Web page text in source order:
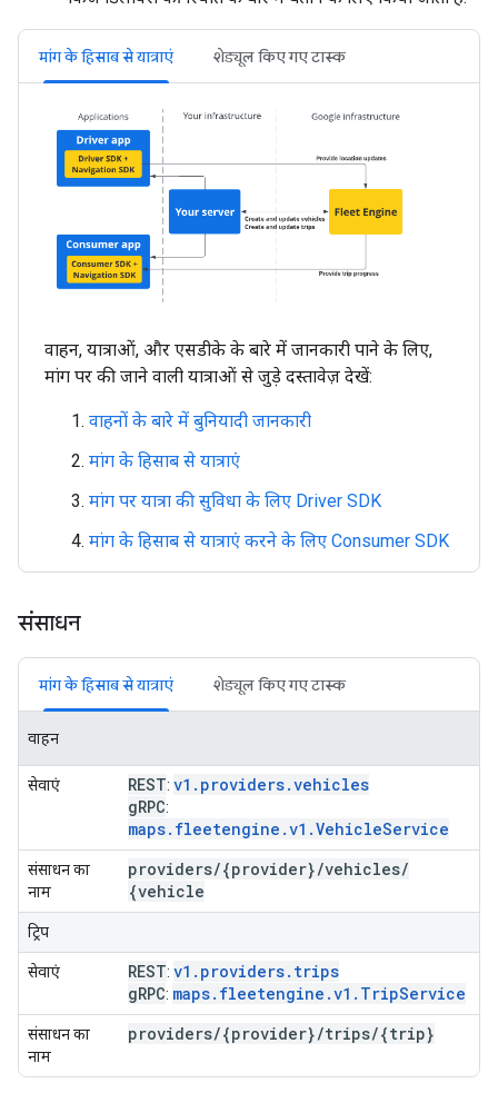
मांग के हिसाब से यात्राएं शेड्यूल किए गए टास्क
वाहन, यात्राओं, और एसडीके के बारे में जानकारी पाने के लिए,
मांग पर की जाने वाली यात्राओं से जुड़े दस्तावेज़ देखें:
वाहनों के बारे में बुनियादी जानकारी
मांग के हिसाब से यात्राएं
मांग पर यात्रा की सुविधा के लिए Driver SDK
मांग के हिसाब से यात्राएं करने के लिए Consumer SDK
संसाधन
मांग के हिसाब से यात्राएं शेड्यूल किए गए टास्क
वाहन
सेवाएं REST: v1.providers.vehicles
gRPC:
maps.fleetengine.v1.VehicleService
संसाधन का
नाम
providers/{provider}/vehicles/
{vehicle
ट्रिप
सेवाएं REST: v1.providers.trips
gRPC: maps.fleetengine.v1.TripService
संसाधन का
नाम
providers/{provider}/trips/{trip}